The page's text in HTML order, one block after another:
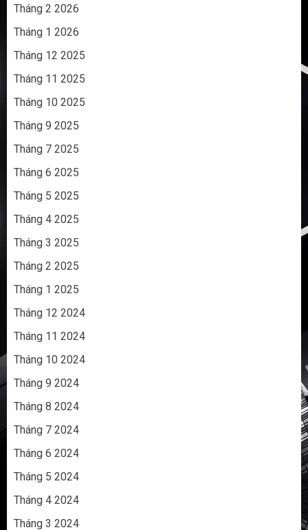
Tháng 2 2026
Tháng 1 2026
Tháng 12 2025
Tháng 11 2025
Tháng 10 2025
Tháng 9 2025
Tháng 7 2025
Tháng 6 2025
Tháng 5 2025
Tháng 4 2025
Tháng 3 2025
Tháng 2 2025
Tháng 1 2025
Tháng 12 2024
Tháng 11 2024
Tháng 10 2024
Tháng 9 2024
Tháng 8 2024
Tháng 7 2024
Tháng 6 2024
Tháng 5 2024
Tháng 4 2024
Tháng 3 2024